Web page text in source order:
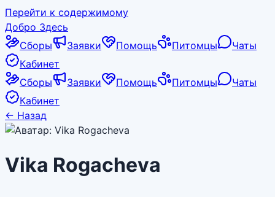
Перейти к содержимому
Добро Здесь
Сборы
Заявки Помощь Питомцы
Чаты
Кабинет
Сборы
Заявки Помощь Питомцы
Чаты
Кабинет
← Назад
Vika Rogacheva